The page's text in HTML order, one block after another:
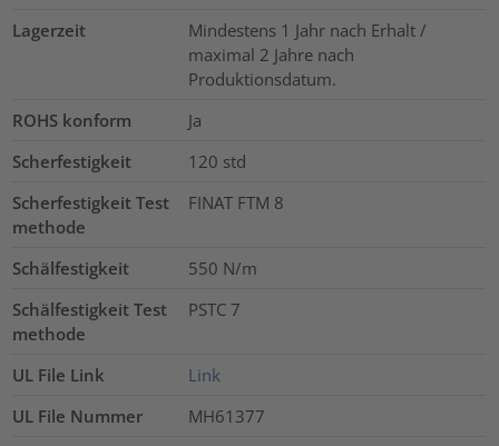
Lagerzeit
Mindestens 1 Jahr nach Erhalt /
maximal 2 Jahre nach
Produktionsdatum.
ROHS konform
Ja
Scherfestigkeit
120 std
Scherfestigkeit Test
methode
FINAT FTM 8
Schälfestigkeit
550 N/m
Schälfestigkeit Test
methode
PSTC 7
UL File Link
Link
UL File Nummer
MH61377